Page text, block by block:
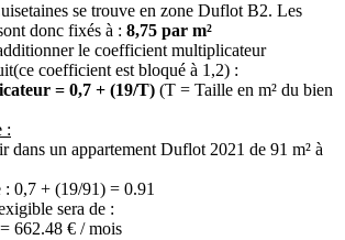
se trouve en zone Duflot B2. Les
donc fixés à : 8,75 par m²
le coefficient multiplicateur
coefficient est bloqué à 1,2) :
= 0,7 + (19/T) (T = Taille en m² du bien
:
dans un appartement Duflot 2021 de 91 m² à
0,7 + (19/91) = 0.91
sera de :
662.48 € / mois